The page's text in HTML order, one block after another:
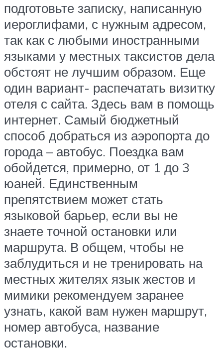
подготовьте записку, написанную
иероглифами, с нужным адресом,
так как с любыми иностранными
языками у местных таксистов дела
обстоят не лучшим образом. Еще
один вариант- распечатать визитку
отеля с сайта. Здесь вам в помощь
интернет. Самый бюджетный
способ добраться из аэропорта до
города – автобус. Поездка вам
обойдется, примерно, от 1 до 3
юаней. Единственным
препятствием может стать
языковой барьер, если вы не
знаете точной остановки или
маршрута. В общем, чтобы не
заблудиться и не тренировать на
местных жителях язык жестов и
мимики рекомендуем заранее
узнать, какой вам нужен маршрут,
номер автобуса, название
остановки.